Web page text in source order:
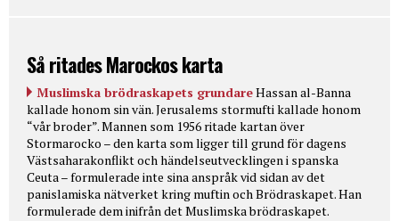
Så ritades Marockos karta
Muslimska brödraskapets grundareHassan al-Banna
kallade honom sin vän. Jerusalems stormufti kallade honom
“vår broder”. Mannen som 1956 ritade kartan över
Stormarocko – den karta som ligger till grund för dagens
Västsaharakonflikt och händelseutvecklingen i spanska
Ceuta – formulerade inte sina anspråk vid sidan av det
panislamiska nätverket kring muftin och Brödraskapet. Han
formulerade dem inifrån det Muslimska brödraskapet.